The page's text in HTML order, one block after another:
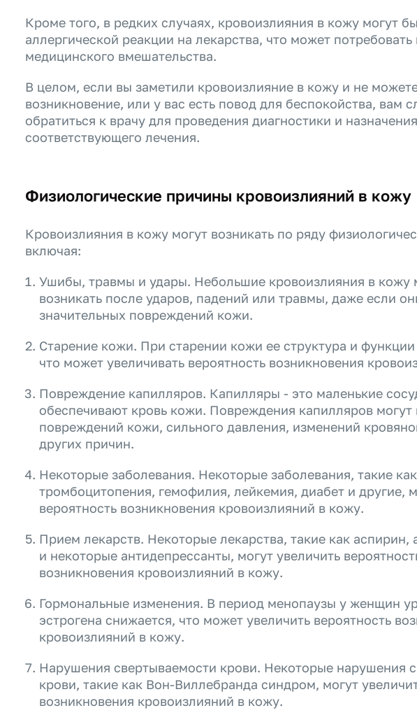
Кроме того, в редких случаях, кровоизлияния в кожу могут
аллергической реакции на лекарства, что может
медицинского вмешательства.
В целом, если вы заметили кровоизлияние в кожу и не
возникновение, или у вас есть повод для беспокойства, вам
обратиться к врачу для проведения диагностики и назначения
соответствующего лечения.
Физиологические причины кровоизлияний в кожу
Кровоизлияния в кожу могут возникать по ряду
включая:
Ушибы, травмы и удары. Небольшие кровоизлияния в кожу
возникать после ударов, падений или травмы, даже если
значительных повреждений кожи.
Старение кожи. При старении кожи ее структура и
что может увеличивать вероятность возникновения
Повреждение капилляров. Капилляры - это маленькие
обеспечивают кровь кожи. Повреждения капилляров могут
повреждений кожи, сильного давления, изменений
других причин.
Некоторые заболевания. Некоторые заболевания, такие как
тромбоцитопения, гемофилия, лейкемия, диабет и другие,
вероятность возникновения кровоизлияний в кожу.
Прием лекарств. Некоторые лекарства, такие как аспирин,
и некоторые антидепрессанты, могут увеличить
возникновения кровоизлияний в кожу.
Гормональные изменения. В период менопаузы у женщин
эстрогена снижается, что может увеличить вероятность
кровоизлияний в кожу.
Нарушения свертываемости крови. Некоторые нарушения
крови, такие как Вон-Виллебранда синдром, могут
возникновения кровоизлияний в кожу.